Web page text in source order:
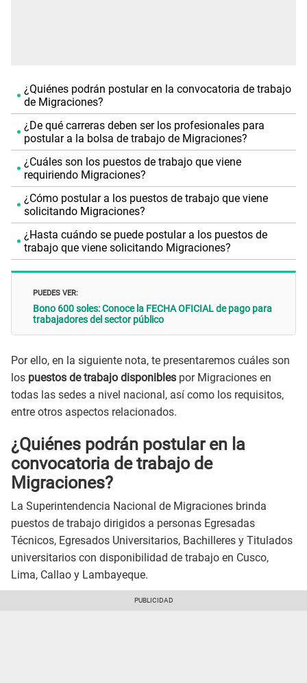
¿Quiénes podrán postular en la convocatoria de trabajo
de Migraciones?
¿De qué carreras deben ser los profesionales para
postular a la bolsa de trabajo de Migraciones?
¿Cuáles son los puestos de trabajo que viene
requiriendo Migraciones?
¿Cómo postular a los puestos de trabajo que viene
solicitando Migraciones?
¿Hasta cuándo se puede postular a los puestos de
trabajo que viene solicitando Migraciones?
PUEDES VER:
Bono 600 soles: Conoce la FECHA OFICIAL de pago para
trabajadores del sector público
Por ello, en la siguiente nota, te presentaremos cuáles son
los puestos de trabajo disponibles por Migraciones en
todas las sedes a nivel nacional, así como los requisitos,
entre otros aspectos relacionados.
¿Quiénes podrán postular en la
convocatoria de trabajo de
Migraciones?
La Superintendencia Nacional de Migraciones brinda
puestos de trabajo dirigidos a personas Egresadas
Técnicos, Egresados Universitarios, Bachilleres y Titulados
universitarios con disponibilidad de trabajo en Cusco,
Lima, Callao y Lambayeque.